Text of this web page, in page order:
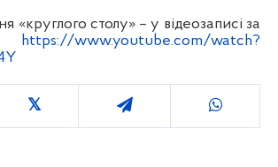
«круглого столу» – у відеозаписі за
https://www.youtube.com/watch?